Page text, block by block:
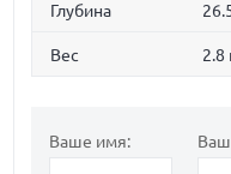
Глубина
Вес 2.8
Ваше имя: